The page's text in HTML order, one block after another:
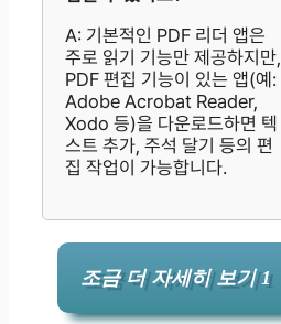
A: 기본적인 PDF 리더 앱은
주로 읽기 기능만 제공하지만,
PDF 편집 기능이 있는 앱(예:
Adobe Acrobat Reader,
Xodo 등)을 다운로드하면 텍
스트 추가, 주석 달기 등의 편
집 작업이 가능합니다.
조금 더 자세히 보기 1